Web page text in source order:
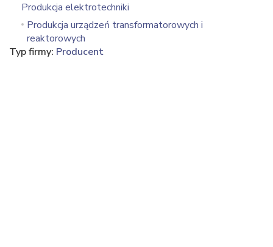
Produkcja elektrotechniki
Produkcja urządzeń transformatorowych i
reaktorowych
Typ firmy: Producent